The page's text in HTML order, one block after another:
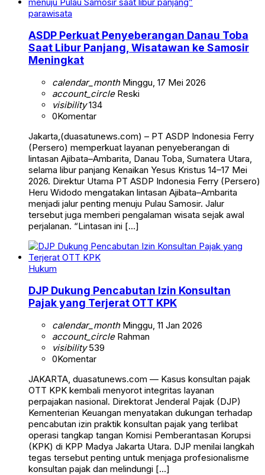
parawisata
ASDP Perkuat Penyeberangan Danau Toba
Saat Libur Panjang, Wisatawan ke Samosir
Meningkat
calendar_monthMinggu, 17 Mei 2026
account_circleReski
visibility134
0Komentar
Jakarta,(duasatunews.com) – PT ASDP Indonesia Ferry
(Persero) memperkuat layanan penyeberangan di
lintasan Ajibata–Ambarita, Danau Toba, Sumatera Utara,
selama libur panjang Kenaikan Yesus Kristus 14–17 Mei
2026. Direktur Utama PT ASDP Indonesia Ferry (Persero)
Heru Widodo mengatakan lintasan Ajibata–Ambarita
menjadi jalur penting menuju Pulau Samosir. Jalur
tersebut juga memberi pengalaman wisata sejak awal
perjalanan. “Lintasan ini […]
Hukum
DJP Dukung Pencabutan Izin Konsultan
Pajak yang Terjerat OTT KPK
calendar_monthMinggu, 11 Jan 2026
account_circleRahman
visibility539
0Komentar
JAKARTA, duasatunews.com — Kasus konsultan pajak
OTT KPK kembali menyorot integritas layanan
perpajakan nasional. Direktorat Jenderal Pajak (DJP)
Kementerian Keuangan menyatakan dukungan terhadap
pencabutan izin praktik konsultan pajak yang terlibat
operasi tangkap tangan Komisi Pemberantasan Korupsi
(KPK) di KPP Madya Jakarta Utara. DJP menilai langkah
tegas tersebut penting untuk menjaga profesionalisme
konsultan pajak dan melindungi […]